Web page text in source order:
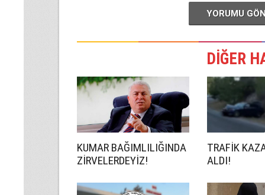
YORUMU
DİĞER
KUMAR BAĞIMLILIĞINDA
ZİRVELERDEYİZ!
TRAFİK
ALDI!